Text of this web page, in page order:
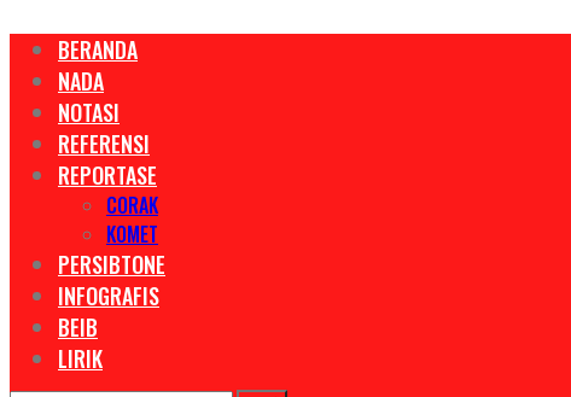
BERANDA
NADA
NOTASI
REFERENSI
REPORTASE
CORAK
KOMET
PERSIBTONE
INFOGRAFIS
BEIB
LIRIK